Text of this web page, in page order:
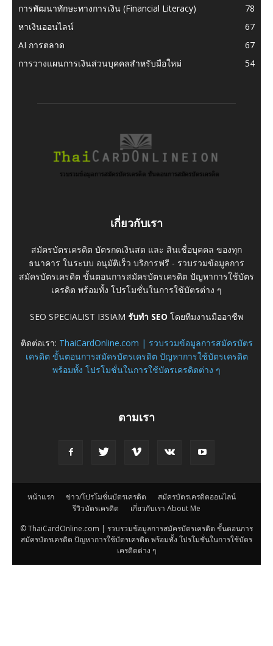
การพัฒนาทักษะทางการเงิน (Financial Literacy)
78
หาเงินออนไลน์
67
AI การตลาด
67
การวางแผนการเงินส่วนบุคคลสำหรับมือใหม่
54
เกี่ยวกับเรา
สมัครบัตรเครดิต บัตรกดเงินสด และ สินเชื่อบุคคล ของทุก
ธนาคาร ในระบบ อนุมัติเร็ว บริการฟรี - รวบรวมข้อมูลการ
สมัครบัตรเครดิต ขั้นตอนการสมัครบัตรเครดิต ปัญหาการใช้บัตร
เครดิต พร้อมทั้ง โปรโมชั่นในการใช้บัตรต่าง ๆ
SEO SPECIALIST I3SIAM รับทำ SEO โดยทีมงานมืออาชีพ
ติดต่อเรา: ThaiCardOnline.com | รวบรวมข้อมูลการสมัครบัตร
เครดิต ขั้นตอนการสมัครบัตรเครดิต ปัญหาการใช้บัตรเครดิต
พร้อมทั้ง โปรโมชั่นในการใช้บัตรเครดิตต่าง ๆ
ตามเรา
หน้าแรก ข่าว/โปรโมชั่นบัตรเครดิต
สมัครบัตรเครดิตออนไลน์
รีวิวบัตรเครดิต
เกี่ยวกับเรา About Me
© ThaiCardOnline.com | รวบรวมข้อมูลการสมัครบัตรเครดิต ขั้นตอนการ
สมัครบัตรเครดิต ปัญหาการใช้บัตรเครดิต พร้อมทั้ง โปรโมชั่นในการใช้บัตร
เครดิตต่าง ๆ